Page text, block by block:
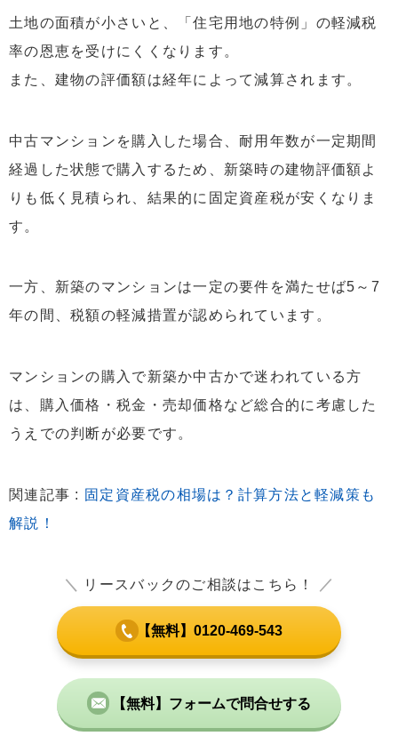
土地の面積が小さいと、「住宅用地の特例」の軽減税
率の恩恵を受けにくくなります。
また、建物の評価額は経年によって減算されます。
中古マンションを購入した場合、耐用年数が一定期間
経過した状態で購入するため、新築時の建物評価額よ
りも低く見積られ、結果的に固定資産税が安くなりま
す。
一方、新築のマンションは一定の要件を満たせば5～7
年の間、税額の軽減措置が認められています。
マンションの購入で新築か中古かで迷われている方
は、購入価格・税金・売却価格など総合的に考慮した
うえでの判断が必要です。
関連記事 : 固定資産税の相場は？計算方法と軽減策も
解説！
＼ リースバックのご相談はこちら！ ／
【無料】0120-469-543
【無料】フォームで問合せする